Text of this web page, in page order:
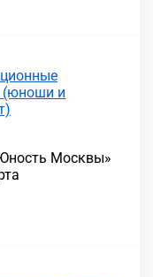
(юноши и
Москвы»